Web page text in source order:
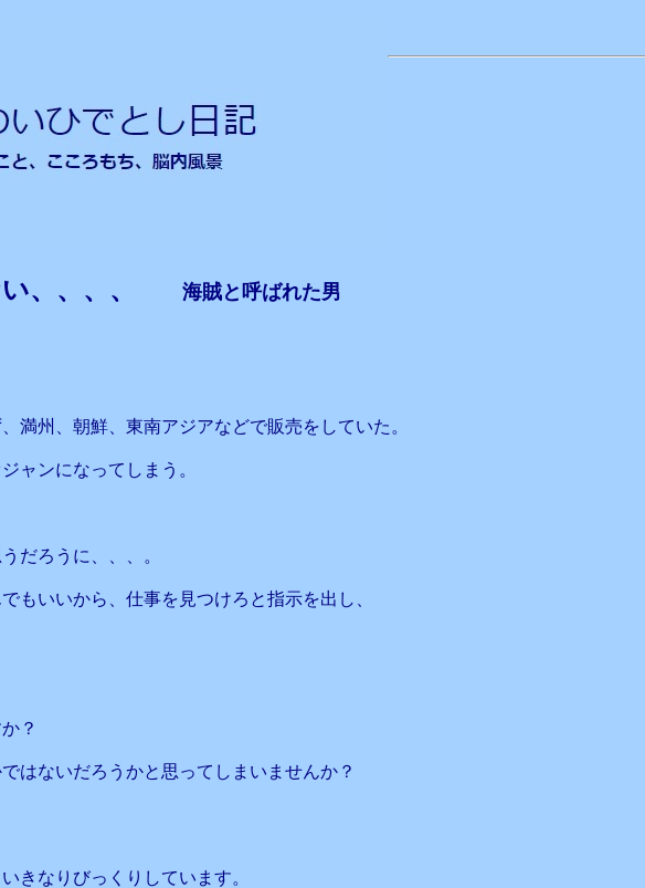
い、、、、 海賊と呼ばれた男
満州、朝鮮、東南アジアなどで販売をしていた。
ャンになってしまう。
だろうに、、、。
もいいから、仕事を見つけろと指示を出し、
？
はないだろうかと思ってしまいませんか？
きなりびっくりしています。